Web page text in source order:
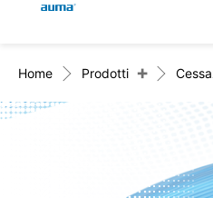
Prodotti
Global
Asia e Pacifico
Ricerca
Home Prodotti +